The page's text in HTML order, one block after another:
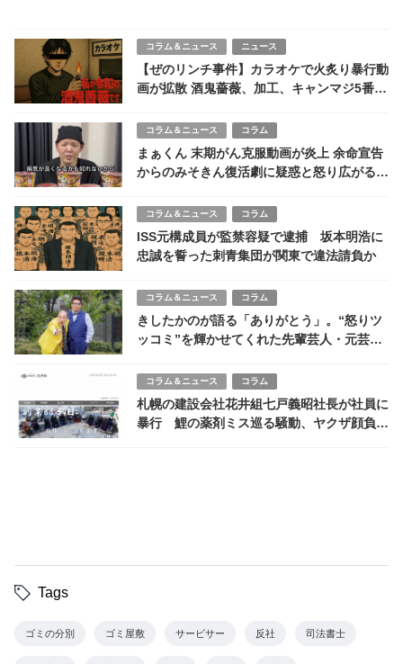
コラム＆ニュース ニュース
【ぜのリンチ事件】カラオケで火炙り暴行動
画が拡散 酒鬼薔薇、加工、キャンマジ5番、
コラム＆ニュース コラム
まぁくん 末期がん克服動画が炎上 余命宣告
からのみそきん復活劇に疑惑と怒り広がる
コラム＆ニュース コラム
ISS元構成員が監禁容疑で逮捕 坂本明浩に
忠誠を誓った刺青集団が関東で違法請負か
コラム＆ニュース コラム
きしたかのが語る「ありがとう」。“怒りツ
ッコミ”を輝かせてくれた先輩芸人・元芸
コラム＆ニュース コラム
札幌の建設会社花井組七戸義昭社長が社員に
暴行 鯉の薬剤ミス巡る騒動、ヤクザ顔負け
Tags
ゴミの分別 ゴミ屋敷 サービサー 反社 司法書士